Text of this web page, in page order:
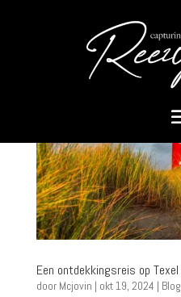
Een ontdekkingsreis op Texel
door Mcjovin | okt 19, 2024 | Blog